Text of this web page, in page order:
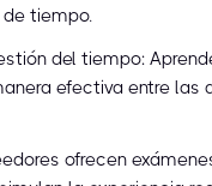
tiempo.
del tiempo:
efectiva entre las
ofrecen